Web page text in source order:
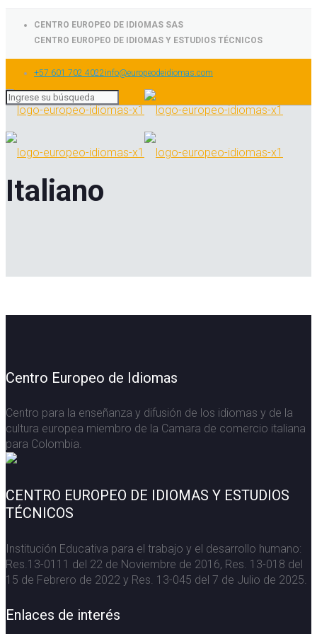
CENTRO EUROPEO DE IDIOMAS SAS
CENTRO EUROPEO DE IDIOMAS Y ESTUDIOS TÉCNICOS
+57 601 702 4022info@europeodeidiomas.com
Italiano
Centro Europeo de Idiomas
Centro para la enseñanza y difusión de los idiomas y de la
cultura europea miembro de la Camara de comercio italiana
para Colombia.
CENTRO EUROPEO DE IDIOMAS Y ESTUDIOS
TÉCNICOS
Institución Educativa para el trabajo y el desarrollo humano:
Res.13-0111 del 22 de Noviembre de 2016, Res. 13-018 del
15 de Febrero de 2022 y Res. 13-045 del 7 de Julio de 2025.
Enlaces de interés